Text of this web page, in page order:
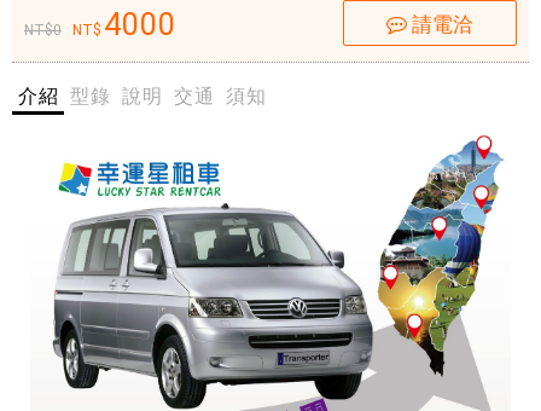
接
送
$
4
0
0
港松
山機
$4000
- 愛票
0 4000 請電洽
介紹 型錄 說明 交通 須知